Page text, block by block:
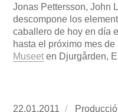
Jonas Pettersson, John
descompone los
caballero de hoy en día
hasta el próximo mes de
Museet en Djurgården,
Publicado
22.01.2011 https://